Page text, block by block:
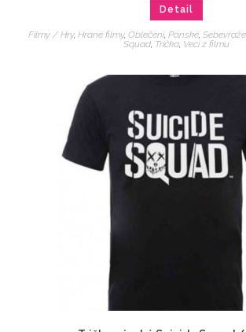
Detail
Filmy / Hry, Hrané filmy, Oblečení, Pánské,
Squad, Trička, Veci z filmu